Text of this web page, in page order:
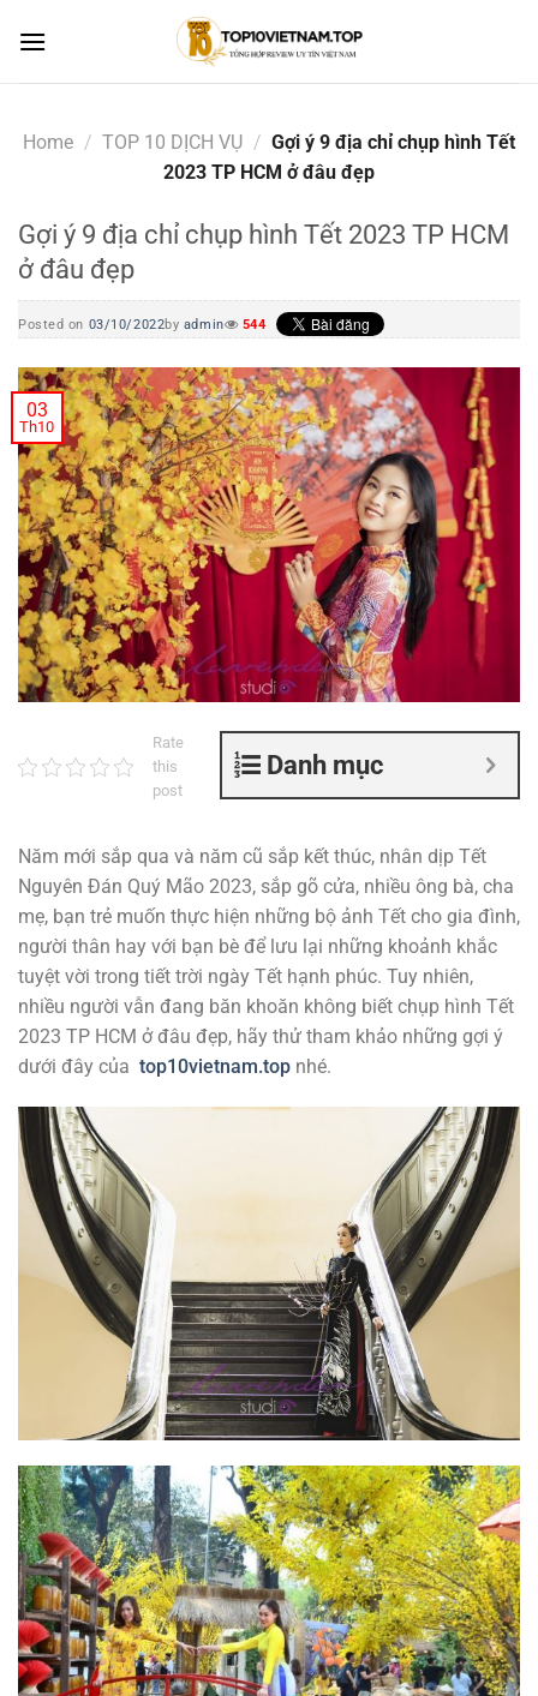
Home / TOP 10 DỊCH VỤ / Gợi ý 9 địa chỉ chụp hình Tết
2023 TP HCM ở đâu đẹp
Gợi ý 9 địa chỉ chụp hình Tết 2023 TP HCM
ở đâu đẹp
Posted on 03/10/2022by admin 544
03
Th10
Danh mục
Rate
this
post
Năm mới sắp qua và năm cũ sắp kết thúc, nhân dịp Tết
Nguyên Đán Quý Mão 2023, sắp gõ cửa, nhiều ông bà, cha
mẹ, bạn trẻ muốn thực hiện những bộ ảnh Tết cho gia đình,
người thân hay với bạn bè để lưu lại những khoảnh khắc
tuyệt vời trong tiết trời ngày Tết hạnh phúc. Tuy nhiên,
nhiều người vẫn đang băn khoăn không biết chụp hình Tết
2023 TP HCM ở đâu đẹp, hãy thử tham khảo những gợi ý
dưới đây của top10vietnam.top nhé.